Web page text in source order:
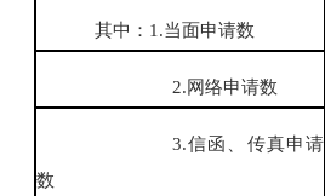
其中：1.当面申请数
2.网络申请数
3.信函、传真申请
数